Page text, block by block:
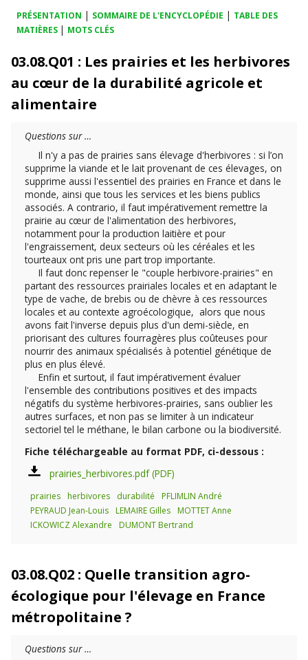
PRÉSENTATION | SOMMAIRE DE L'ENCYCLOPÉDIE | TABLE DES
MATIÈRES | MOTS CLÉS
03.08.Q01 : Les prairies et les herbivores
au cœur de la durabilité agricole et
alimentaire
Questions sur …
Il n'y a pas de prairies sans élevage d'herbivores : si l’on
supprime la viande et le lait provenant de ces élevages, on
supprime aussi l'essentiel des prairies en France et dans le
monde, ainsi que tous les services et les biens publics
associés. A contrario, il faut impérativement remettre la
prairie au cœur de l'alimentation des herbivores,
notamment pour la production laitière et pour
l'engraissement, deux secteurs où les céréales et les
tourteaux ont pris une part trop importante.
Il faut donc repenser le "couple herbivore-prairies" en
partant des ressources prairiales locales et en adaptant le
type de vache, de brebis ou de chèvre à ces ressources
locales et au contexte agroécologique, alors que nous
avons fait l'inverse depuis plus d'un demi-siècle, en
priorisant des cultures fourragères plus coûteuses pour
nourrir des animaux spécialisés à potentiel génétique de
plus en plus élevé.
Enfin et surtout, il faut impérativement évaluer
l'ensemble des contributions positives et des impacts
négatifs du système herbivores-prairies, sans oublier les
autres surfaces, et non pas se limiter à un indicateur
sectoriel tel le méthane, le bilan carbone ou la biodiversité.
Fiche téléchargeable au format PDF, ci-dessous :
prairies_herbivores.pdf
prairies herbivores durabilité
PFLIMLIN André
PEYRAUD Jean-Louis
LEMAIRE Gilles
MOTTET Anne
ICKOWICZ Alexandre
DUMONT Bertrand
03.08.Q02 : Quelle transition agro-
écologique pour l'élevage en France
métropolitaine ?
Questions sur …